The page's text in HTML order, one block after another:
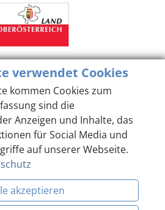
verwendet Cookies
kommen Cookies zum
sind die
Anzeigen und Inhalte, das
für Social Media und
auf unserer Webseite.
akzeptieren